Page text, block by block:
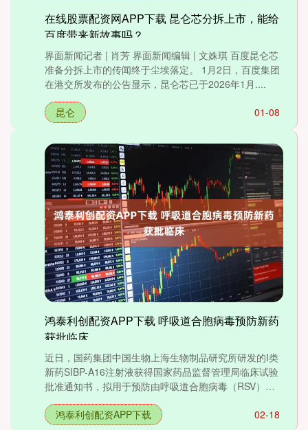
在线股票配资网APP下载 昆仑芯分拆上市，能给
百度带来新故事吗？
界面新闻记者 | 肖芳 界面新闻编辑 | 文姝琪 百度昆仑芯
准备分拆上市的传闻终于尘埃落定。 1月2日，百度集团
在港交所发布的公告显示，昆仑芯已于2026年1月....
01-08
昆仑
鸿泰利创配资APP下载 呼吸道合胞病毒预防新药
获批临床
近日，国药集团中国生物上海生物制品研究所研发的I类
新药SIBP-A16注射液获得国家药品监督管理局临床试验
批准通知书，拟用于预防由呼吸道合胞病毒（RSV）引
起的....
02-18
鸿泰利创配资APP下载